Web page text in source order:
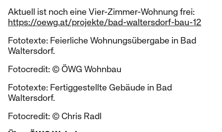
Aktuell ist noch eine Vier-Zimmer-Wohnung frei:
https://oewg.at/projekte/bad-waltersdorf-bau-12
Fototexte: Feierliche Wohnungsübergabe in Bad
Waltersdorf.
Fotocredit: © ÖWG Wohnbau
Fototexte: Fertiggestellte Gebäude in Bad
Waltersdorf.
Fotocredit: © Chris Radl